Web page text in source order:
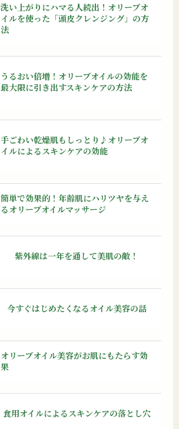
洗い上がりにハマる人続出！オリーブオ
イルを使った「頭皮クレンジング」の方
法
うるおい倍増！オリーブオイルの効能を
最大限に引き出すスキンケアの方法
手ごわい乾燥肌もしっとり♪オリーブオ
イルによるスキンケアの効能
簡単で効果的！年齢肌にハリツヤを与え
るオリーブオイルマッサージ
紫外線は一年を通して美肌の敵！
今すぐはじめたくなるオイル美容の話
オリーブオイル美容がお肌にもたらす効
果
食用オイルによるスキンケアの落とし穴